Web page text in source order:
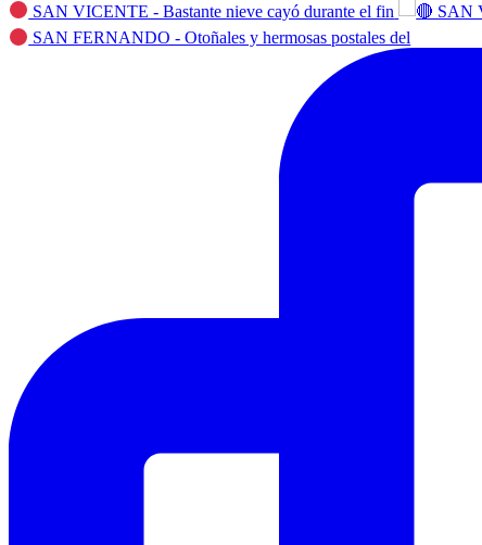
SAN VICENTE - Bastante nieve cayó durante el fin
SAN FERNANDO - Otoñales y hermosas postales del